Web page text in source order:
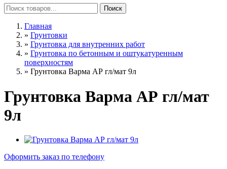
Главная
» Грунтовки
» Грунтовка для внутренних работ
» Грунтовка по бетонным и оштукатуренным
поверхностям
» Грунтовка Варма АР гл/мат 9л
Грунтовка Варма АР гл/мат
9л
Оформить заказ по телефону